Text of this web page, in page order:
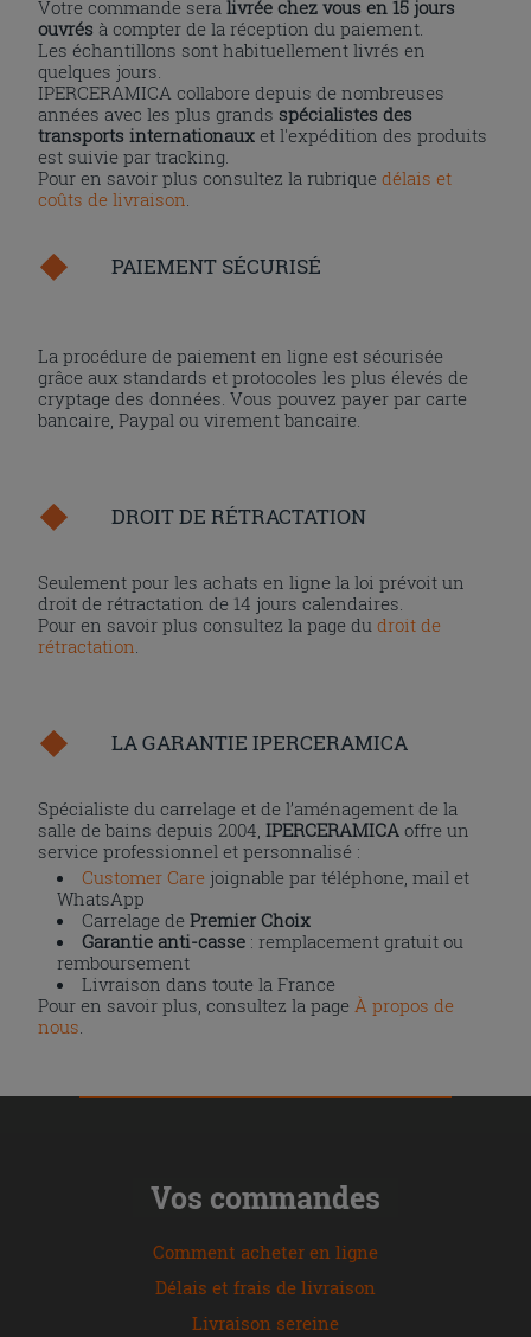
Votre commande seralivrée chez vous en 15 jours
ouvrés à compter de la réception du paiement.
Les échantillons sont habituellement livrés en
quelques jours.
IPERCERAMICA collabore depuis de nombreuses
années avec les plus grands spécialistes des
transports internationaux et l'expédition des produits
est suivie par tracking.
Pour en savoir plus consultez la rubriquedélais et
coûts de livraison.
PAIEMENT SÉCURISÉ
La procédure de paiement en ligne est sécurisée
grâce aux standards et protocoles les plus élevés de
cryptage des données. Vous pouvez payer par carte
bancaire, Paypal ou virement bancaire.
DROIT DE RÉTRACTATION
Seulement pour les achats en ligne la loi prévoit un
droit de rétractation de 14 jours calendaires.
Pour en savoir plus consultez la page dudroit de
rétractation.
LA GARANTIE IPERCERAMICA
Spécialiste du carrelage et de l’aménagement de la
salle de bains depuis 2004,IPERCERAMICA offre un
service professionnel et personnalisé :
Customer Care joignable par téléphone, mail et
WhatsApp
Carrelage dePremier Choix
Garantie anti-casse : remplacement gratuit ou
remboursement
Livraison dans toute la France
Pour en savoir plus, consultez la pageÀ propos de
nous.
Vos commandes
Comment acheter en ligne
Délais et frais de livraison
Livraison sereine